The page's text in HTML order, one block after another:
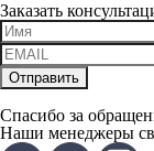
Заказать
Спасибо за
Наши менеджеры